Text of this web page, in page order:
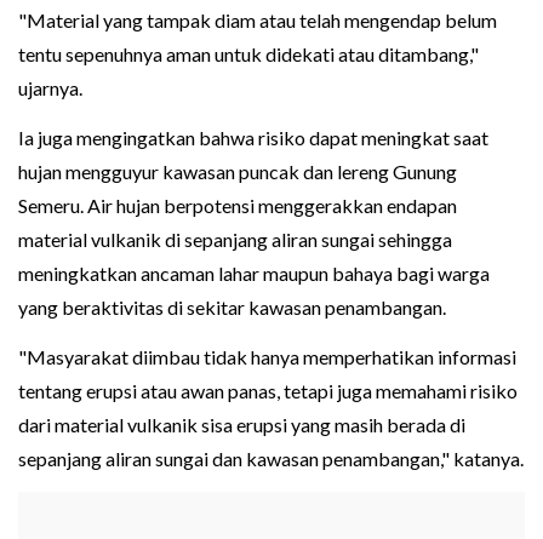
"Material yang tampak diam atau telah mengendap belum
tentu sepenuhnya aman untuk didekati atau ditambang,"
ujarnya.
Ia juga mengingatkan bahwa risiko dapat meningkat saat
hujan mengguyur kawasan puncak dan lereng Gunung
Semeru. Air hujan berpotensi menggerakkan endapan
material vulkanik di sepanjang aliran sungai sehingga
meningkatkan ancaman lahar maupun bahaya bagi warga
yang beraktivitas di sekitar kawasan penambangan.
"Masyarakat diimbau tidak hanya memperhatikan informasi
tentang erupsi atau awan panas, tetapi juga memahami risiko
dari material vulkanik sisa erupsi yang masih berada di
sepanjang aliran sungai dan kawasan penambangan," katanya.